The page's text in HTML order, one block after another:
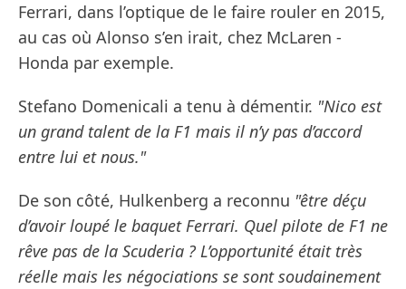
Ferrari, dans l’optique de le faire rouler en 2015,
au cas où Alonso s’en irait, chez McLaren -
Honda par exemple.
Stefano Domenicali a tenu à démentir. "Nico est
un grand talent de la F1 mais il n’y pas d’accord
entre lui et nous."
De son côté, Hulkenberg a reconnu "être déçu
d’avoir loupé le baquet Ferrari. Quel pilote de F1 ne
rêve pas de la Scuderia ? L’opportunité était très
réelle mais les négociations se sont soudainement